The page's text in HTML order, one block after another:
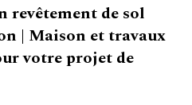
revêtement de sol
| Maison et travaux
votre projet de